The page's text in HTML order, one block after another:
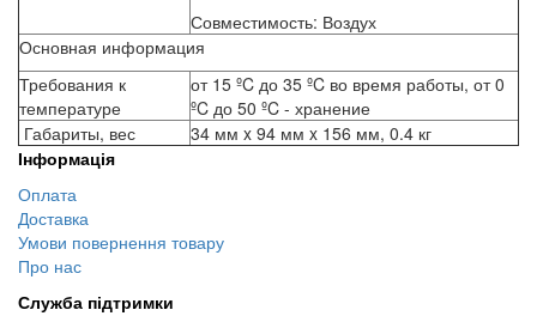
Совместимость: Воздух
Основная информация
Требования к
температуре
от 15 ºC до 35 ºC во время работы, от 0
ºC до 50 ºC - хранение
Габариты, вес
34 мм x 94 мм x 156 мм, 0.4 кг
Інформація
Оплата
Доставка
Умови повернення товару
Про нас
Служба підтримки